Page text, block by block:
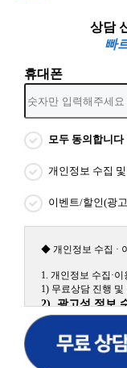
상담
빠
휴대폰
모두 동의합니다
개인정보 수집
이벤트/할인(광
◆ 개인정보 수집 ·
1. 개인정보 수집·이
1) 무료상담 진행 및
2) 광고성 정보
원격평생교육원
비스 신상품이
향에 맞는 최적